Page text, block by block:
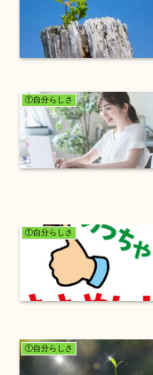
①自分らしさ
①自分らしさ
①自分らしさ